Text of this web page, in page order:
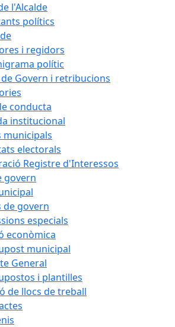
l'Alcalde
polítics
i regidors
polític
Govern i retribucions
conducta
institucional
municipals
electorals
Registre d'Interessos
govern
de govern
especials
econòmica
municipal
General
i plantilles
de llocs de treball